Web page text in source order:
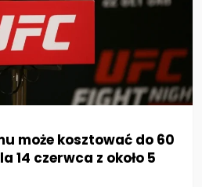
może kosztować do 60
14 czerwca z około 5